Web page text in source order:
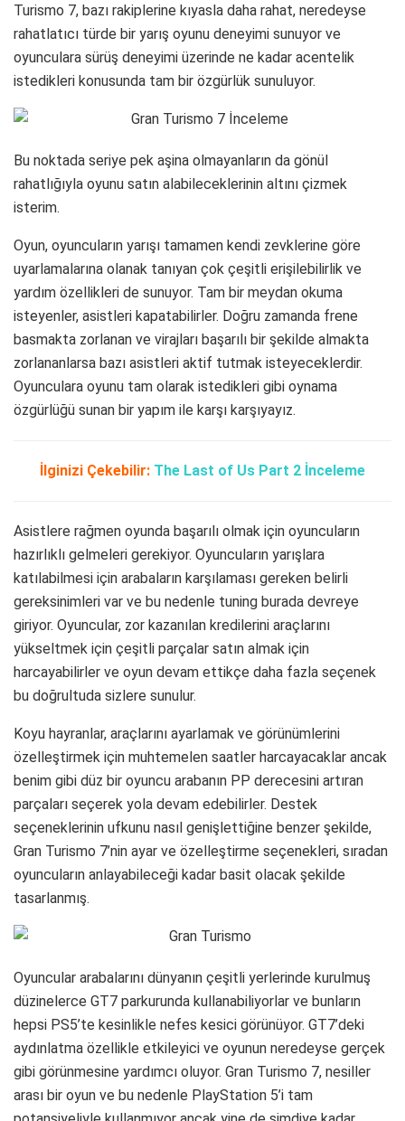
Turismo 7, bazı rakiplerine kıyasla daha rahat, neredeyse
rahatlatıcı türde bir yarış oyunu deneyimi sunuyor ve
oyunculara sürüş deneyimi üzerinde ne kadar acentelik
istedikleri konusunda tam bir özgürlük sunuluyor.
Bu noktada seriye pek aşina olmayanların da gönül
rahatlığıyla oyunu satın alabileceklerinin altını çizmek
isterim.
Oyun, oyuncuların yarışı tamamen kendi zevklerine göre
uyarlamalarına olanak tanıyan çok çeşitli erişilebilirlik ve
yardım özellikleri de sunuyor. Tam bir meydan okuma
isteyenler, asistleri kapatabilirler. Doğru zamanda frene
basmakta zorlanan ve virajları başarılı bir şekilde almakta
zorlananlarsa bazı asistleri aktif tutmak isteyeceklerdir.
Oyunculara oyunu tam olarak istedikleri gibi oynama
özgürlüğü sunan bir yapım ile karşı karşıyayız.
İlginizi Çekebilir: The Last of Us Part 2 İnceleme
Asistlere rağmen oyunda başarılı olmak için oyuncuların
hazırlıklı gelmeleri gerekiyor. Oyuncuların yarışlara
katılabilmesi için arabaların karşılaması gereken belirli
gereksinimleri var ve bu nedenle tuning burada devreye
giriyor. Oyuncular, zor kazanılan kredilerini araçlarını
yükseltmek için çeşitli parçalar satın almak için
harcayabilirler ve oyun devam ettikçe daha fazla seçenek
bu doğrultuda sizlere sunulur.
Koyu hayranlar, araçlarını ayarlamak ve görünümlerini
özelleştirmek için muhtemelen saatler harcayacaklar ancak
benim gibi düz bir oyuncu arabanın PP derecesini artıran
parçaları seçerek yola devam edebilirler. Destek
seçeneklerinin ufkunu nasıl genişlettiğine benzer şekilde,
Gran Turismo 7’nin ayar ve özelleştirme seçenekleri, sıradan
oyuncuların anlayabileceği kadar basit olacak şekilde
tasarlanmış.
Oyuncular arabalarını dünyanın çeşitli yerlerinde kurulmuş
düzinelerce GT7 parkurunda kullanabiliyorlar ve bunların
hepsi PS5’te kesinlikle nefes kesici görünüyor. GT7’deki
aydınlatma özellikle etkileyici ve oyunun neredeyse gerçek
gibi görünmesine yardımcı oluyor. Gran Turismo 7, nesiller
arası bir oyun ve bu nedenle PlayStation 5’i tam